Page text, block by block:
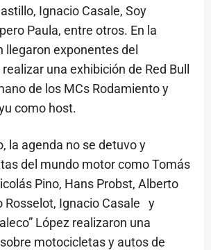
Ignacio Casale, Soy
Paula, entre otros. En la
llegaron exponentes del
una exhibición de Red Bull
de los MCs Rodamiento y
como host.
la agenda no se detuvo y
del mundo motor como Tomás
Pino, Hans Probst, Alberto
Rosselot, Ignacio Casale y
López realizaron una
motocicletas y autos de